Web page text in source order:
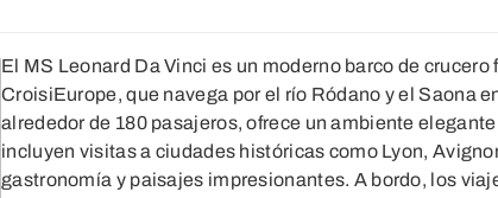
El MS Leonard Da Vinci es un moderno barco de crucero
CroisiEurope, que navega por el río Ródano y el Saona
alrededor de 180 pasajeros, ofrece un ambiente
incluyen visitas a ciudades históricas como Lyon,
gastronomía y paisajes impresionantes. A bordo, los